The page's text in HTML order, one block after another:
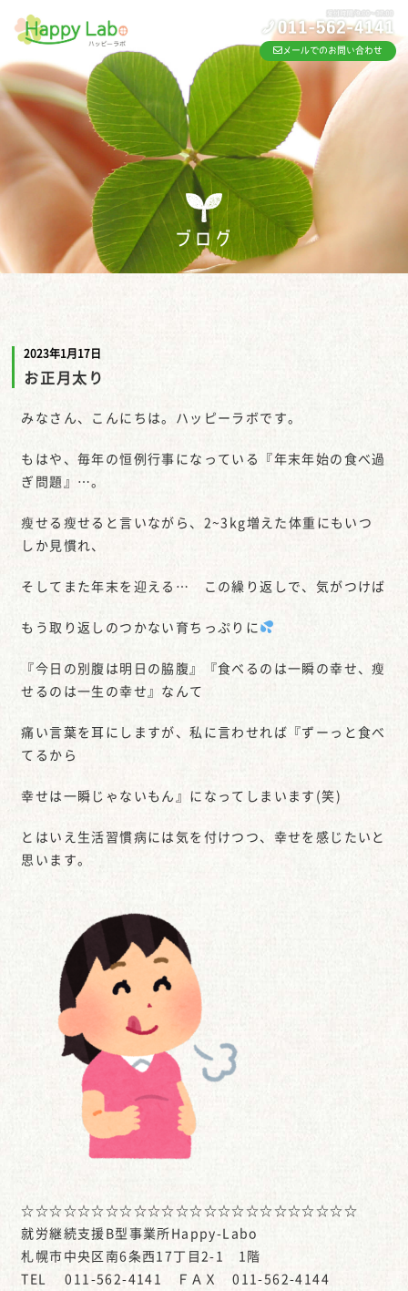
メールでのお問い合わせ
ブログ
2023年1月17日
お正月太り
みなさん、こんにちは。ハッピーラボです。
もはや、毎年の恒例行事になっている『年末年始の食べ過
ぎ問題』…。
瘦せる瘦せると言いながら、2~3kg増えた体重にもいつ
しか見慣れ、
そしてまた年末を迎える… この繰り返しで、気がつけば
もう取り返しのつかない育ちっぷりに
『今日の別腹は明日の脇腹』『食べるのは一瞬の幸せ、瘦
せるのは一生の幸せ』なんて
痛い言葉を耳にしますが、私に言わせれば『ずーっと食べ
てるから
幸せは一瞬じゃないもん』になってしまいます(笑)
とはいえ生活習慣病には気を付けつつ、幸せを感じたいと
思います。
☆☆☆☆☆☆☆☆☆☆☆☆☆☆☆☆☆☆☆☆☆☆☆☆
就労継続支援B型事業所Happy-Labo
札幌市中央区南6条西17丁目2-1 1階
TEL 011-562-4141 ＦＡＸ 011-562-4144